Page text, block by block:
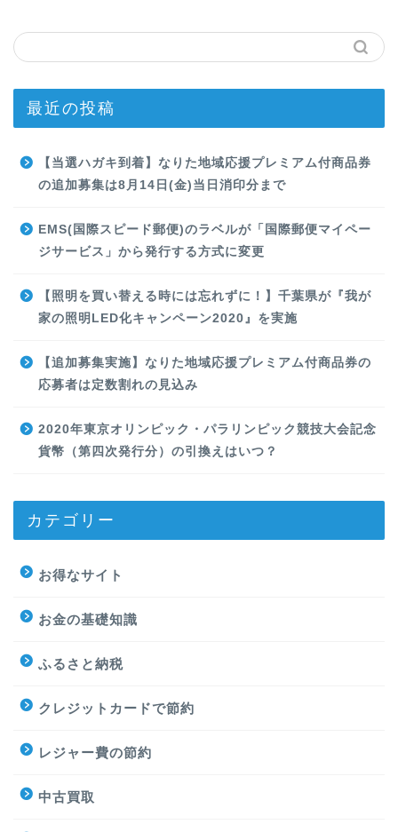
最近の投稿
【当選ハガキ到着】なりた地域応援プレミアム付商品券
の追加募集は8月14日(金)当日消印分まで
EMS(国際スピード郵便)のラベルが「国際郵便マイペー
ジサービス」から発行する方式に変更
【照明を買い替える時には忘れずに！】千葉県が『我が
家の照明LED化キャンペーン2020』を実施
【追加募集実施】なりた地域応援プレミアム付商品券の
応募者は定数割れの見込み
2020年東京オリンピック・パラリンピック競技大会記念
貨幣（第四次発行分）の引換えはいつ？
カテゴリー
お得なサイト
お金の基礎知識
ふるさと納税
クレジットカードで節約
レジャー費の節約
中古買取